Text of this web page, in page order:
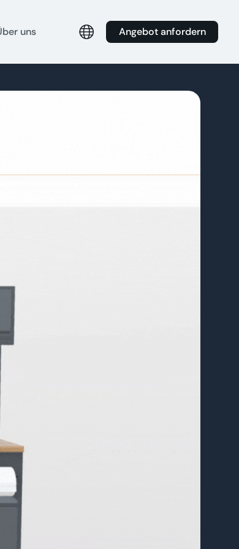
uns Angebot anfordern